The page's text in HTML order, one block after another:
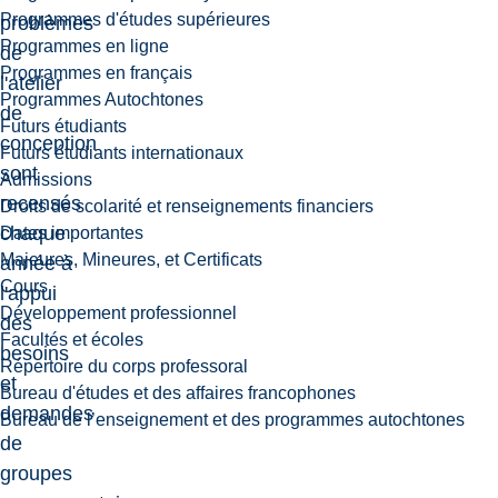
Programmes d'études supérieures
Programmes en ligne
Programmes en français
Programmes Autochtones
Futurs étudiants
Futurs étudiants internationaux
Admissions
Droits de scolarité et renseignements financiers
Dates importantes
Majeures, Mineures, et Certificats
Cours
Développement professionnel
Facultés et écoles
Répertoire du corps professoral
Bureau d'études et des affaires francophones
Bureau de l’enseignement et des programmes autochtones
problèmes
de
l'atelier
de
conception
sont
recensés
chaque
année à
l'appui
des
besoins
et
demandes
de
groupes